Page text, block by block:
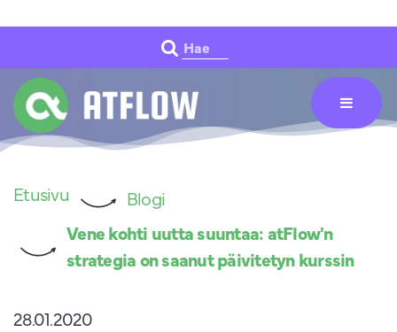
Hae
Etusivu
Blogi
Vene kohti uutta suuntaa: atFlow'n
strategia on saanut päivitetyn kurssin
28.01.2020